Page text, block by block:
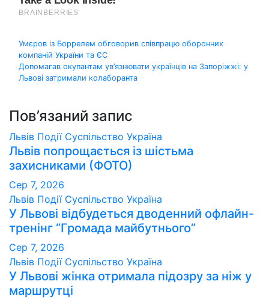
Навігація
записів
Умєров із Боррелем обговорив співпрацю оборонних
компаній України та ЄС
Допомагав окупантам ув’язнювати українців на Запоріжжі: у
Львові затримали колаборанта
Пов’язаний запис
Львів Події Суспільство Україна
Львів попрощається із шістьма
захисниками (ФОТО)
Сер 7, 2026
Львів Події Суспільство Україна
У Львові відбудеться дводенний офлайн-
тренінг “Громада майбутнього”
Сер 7, 2026
Львів Події Суспільство Україна
У Львові жінка отримала підозру за ніж у
маршрутці